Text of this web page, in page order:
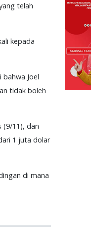
telah
kepada
Joel
tidak boleh
(9/11), dan
1 juta dolar
di mana